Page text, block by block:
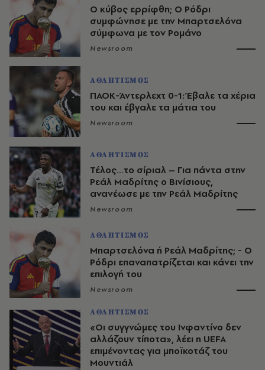
O κύβος ερρίφθη; Ο Ρόδρι
συμφώνησε με την Μπαρτσελόνα
σύμφωνα με τον Ρομάνο
Newsroom
ΑΘΛΗΤΙΣΜΟΣ
ΠΑΟΚ-Άντερλεχτ 0-1: Έβαλε τα χέρια
του και έβγαλε τα μάτια του
Newsroom
ΑΘΛΗΤΙΣΜΟΣ
Τέλος…το σίριαλ – Για πάντα στην
Ρεάλ Μαδρίτης ο Βινίσιους,
ανανέωσε με την Ρεάλ Μαδρίτης
Newsroom
ΑΘΛΗΤΙΣΜΟΣ
Μπαρτσελόνα ή Ρεάλ Μαδρίτης; - Ο
Ρόδρι επαναπατρίζεται και κάνει την
επιλογή του
Newsroom
ΑΘΛΗΤΙΣΜΟΣ
«Οι συγγνώμες του Ινφαντίνο δεν
αλλάζουν τίποτα», λέει η UEFA
επιμένοντας για μποϊκοτάζ του
Μουντιάλ